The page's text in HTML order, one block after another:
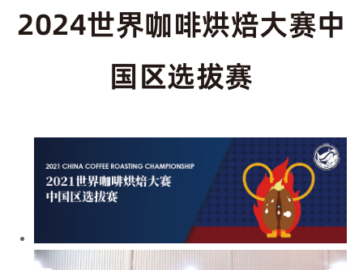
2024世界咖啡烘焙大赛中
国区选拔赛